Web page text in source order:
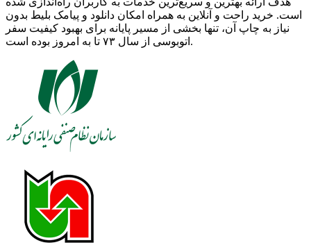
است. خرید راحت و آنلاین به همراه امکان دانلود و پیامک بلیط بدون
نیاز به چاپ آن، تنها بخشی از مسیر پایانه برای بهبود کیفیت سفر
اتوبوسی از سال ۷۳ تا به امروز بوده است.